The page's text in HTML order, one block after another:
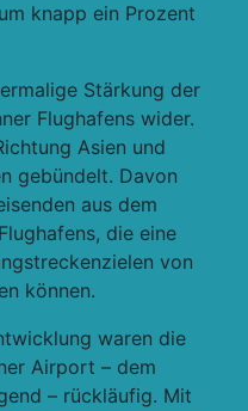
knapp ein Prozent
Stärkung der
Flughafens wider.
Asien und
gebündelt. Davon
aus dem
die eine
von
können.
waren die
Airport – dem
– rückläufig. Mit